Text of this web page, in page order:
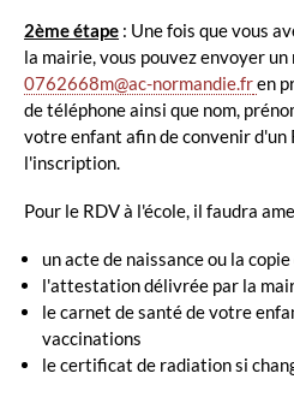
2ème étape : Une fois que vous
la mairie, vous pouvez envoyer un
0762668m@ac-normandie.fren
de téléphone ainsi que nom,
votre enfant afin de convenir d'un
l'inscription.
Pour le RDV à l'école, il faudra
un acte de naissance ou la
l'attestation délivrée par la
le carnet de santé de votre
vaccinations
le certificat de radiation si